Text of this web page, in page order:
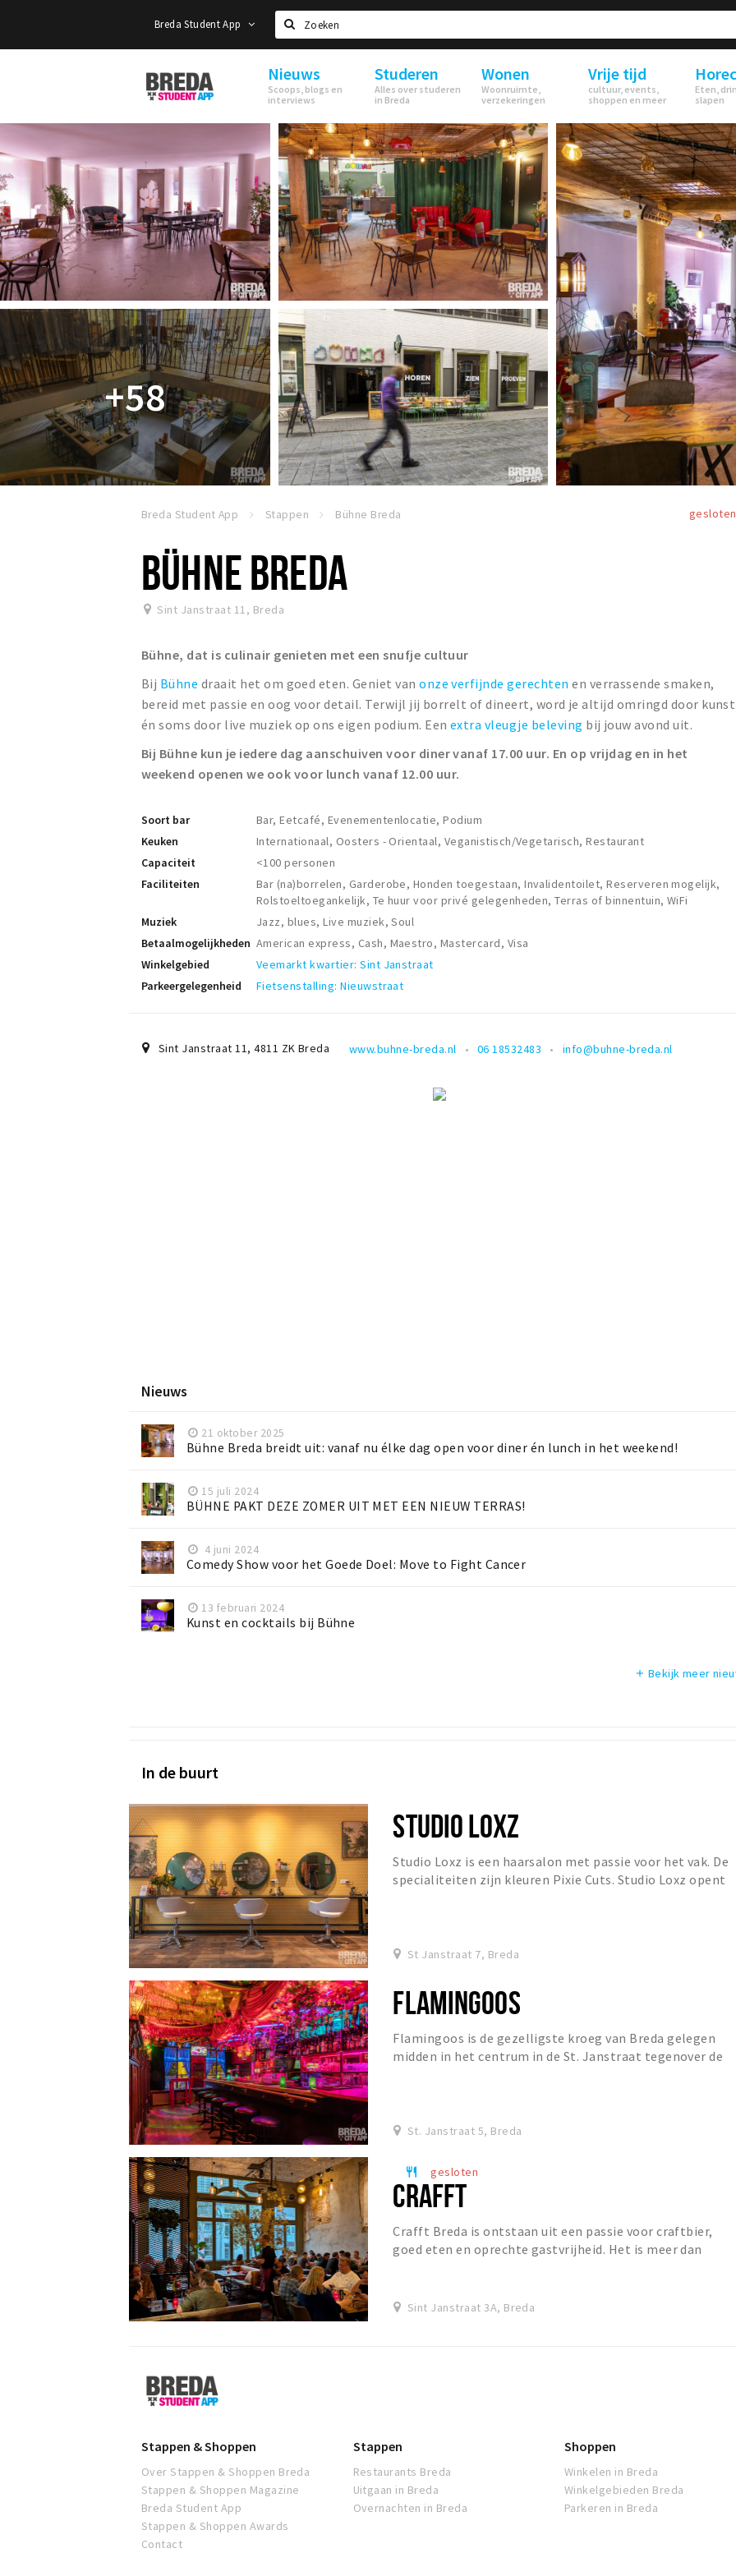
Breda Student App
Zoeken
Breda
Student
Nieuws
Scoops, blogs en
interviews
Studeren
Alles over studeren
in Breda
Wonen
Woonruimte,
verzekeringen
Vrije tijd
cultuur, events,
shoppen en meer
Eten,
slapen
+58
Breda Student App Stappen Bühne Breda gesloten
BÜHNE BREDA
Sint Janstraat 11, Breda
Bühne, dat is culinair genieten met een snufje cultuur
Bij Bühne draait het om goed eten. Geniet vanonze verfijnde gerechten en verrassende smaken,
bereid met passie en oog voor detail. Terwijl jij borrelt of dineert, word je altijd omringd door kunst
én soms door live muziek op ons eigen podium. Eenextra vleugje beleving bij jouw avond uit.
Bij Bühne kun je iedere dag aanschuiven voor diner vanaf 17.00 uur. En op vrijdag en in het
weekend openen we ook voor lunch vanaf 12.00 uur.
Soort bar
Bar, Eetcafé, Evenementenlocatie, Podium
Keuken
Internationaal, Oosters - Orientaal, Veganistisch/Vegetarisch, Restaurant
Capaciteit
<100 personen
Faciliteiten
Bar (na)borrelen, Garderobe, Honden toegestaan, Invalidentoilet, Reserveren mogelijk,
Rolstoeltoegankelijk, Te huur voor privé gelegenheden, Terras of binnentuin, WiFi
Muziek
Jazz, blues, Live muziek, Soul
Betaalmogelijkheden American express, Cash, Maestro, Mastercard, Visa
Winkelgebied
Veemarkt kwartier: Sint Janstraat
Parkeergelegenheid
Fietsenstalling: Nieuwstraat
Sint Janstraat 11,4811 ZK Breda www.buhne-breda.nl 06 18532483 info@buhne-breda.nl
Nieuws
21 oktober 2025
Bühne Breda breidt uit: vanaf nu élke dag open voor diner én lunch in het weekend!
15 juli 2024
BÜHNE PAKT DEZE ZOMER UIT MET EEN NIEUW TERRAS!
4 juni 2024
Comedy Show voor het Goede Doel: Move to Fight Cancer
13 februari 2024
Kunst en cocktails bij Bühne
add Bekijk meer
In de buurt
STUDIO LOXZ
Studio Loxz is een haarsalon met passie voor het vak. De
specialiteiten zijn kleuren Pixie Cuts. Studio Loxz opent
St Janstraat 7, Breda
FLAMINGOOS
Flamingoos is de gezelligste kroeg van Breda gelegen
midden in het centrum in de St. Janstraat tegenover de
St. Janstraat 5, Breda
restaurant gesloten
CRAFFT
Crafft Breda is ontstaan uit een passie voor craftbier,
goed eten en oprechte gastvrijheid. Het is meer dan
Sint Janstraat 3A, Breda
Breda
Student
App
Stappen & Shoppen
Over Stappen & Shoppen Breda
Stappen & Shoppen Magazine
Breda Student App
Stappen & Shoppen Awards
Contact
Stappen
Restaurants Breda
Uitgaan in Breda
Overnachten in Breda
Shoppen
Winkelen in Breda
Winkelgebieden Breda
Parkeren in Breda